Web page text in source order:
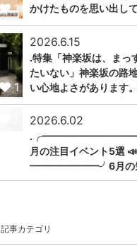
1
かけたものを思い出し
1
2026.6.15
.特集「神楽坂は、まっ
たいない」神楽坂の路
い心地よさがあります
2026.6.02
月の注目イベント
━━━━━━━╯6月の気
記事カテゴリ